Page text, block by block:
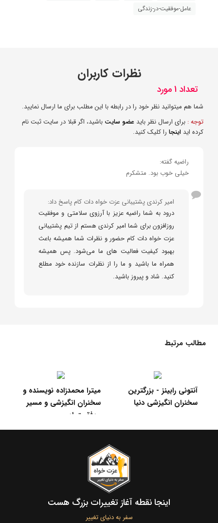
عامل-موفقیت-در-زندگی
نظرات کاربران
تعداد 1 مورد
شما هم میتوانید نظر خود را در رابطه با این مطلب برای ما ارسال نمایید.
توجه : برای ارسال نظر باید عضو سایت باشید، اگر قبلا در سایت ثبت نام
کرده اید اینجا را کلیک کنید.
راضیه گفته:
خیلی خوب بود. متشکرم
امیر کرندی پشتیبانی عزت خواه دات کام پاسخ داد:
درود به شما راضیه عزیز با آرزوی سلامتی و موفقیت
روزافزون برای شما امیر کرندی هستم از تیم پشتیبانی
عزت خواه دات کام حضور و نظرات شما همیشه باعث
بهبود کیفیت فعالیت های ما می‌شود. پس همیشه
همراه ما باشید و ما را از نظرات سازنده خود مطلع
کنید. شاد و پیروز باشید.
مطالب مرتبط
میترا محمدزاده نویسنده و
سخنران انگیزشی و مسیر
موفقیت او
آنتونی رابینز - بزرگترین
سخنران انگیزشی دنیا
اینجا نقطه آغاز تغییرات بزرگ هست
سفر به دنیای تغییر